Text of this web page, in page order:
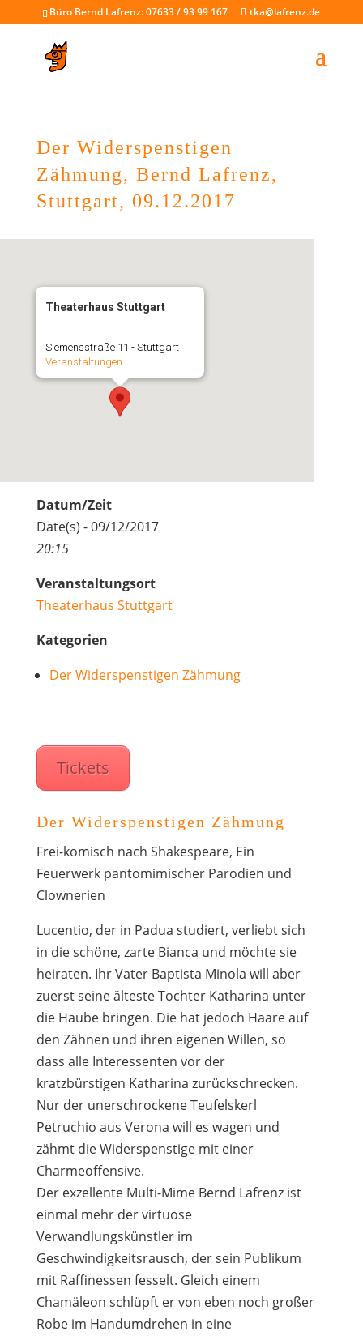
Büro Bernd Lafrenz: 07633 / 93 99 167 tka@lafrenz.de
Der Widerspenstigen
Zähmung, Bernd Lafrenz,
Stuttgart, 09.12.2017
Theaterhaus Stuttgart
Siemensstraße 11 - Stuttgart
Veranstaltungen
Datum/Zeit
Date(s) - 09/12/2017
20:15
Veranstaltungsort
Theaterhaus Stuttgart
Kategorien
Der Widerspenstigen Zähmung
Tickets
Der Widerspenstigen Zähmung
Frei-komisch nach Shakespeare, Ein
Feuerwerk pantomimischer Parodien und
Clownerien
Lucentio, der in Padua studiert, verliebt sich
in die schöne, zarte Bianca und möchte sie
heiraten. Ihr Vater Baptista Minola will aber
zuerst seine älteste Tochter Katharina unter
die Haube bringen. Die hat jedoch Haare auf
den Zähnen und ihren eigenen Willen, so
dass alle Interessenten vor der
kratzbürstigen Katharina zurückschrecken.
Nur der unerschrockene Teufelskerl
Petruchio aus Verona will es wagen und
zähmt die Widerspenstige mit einer
Charmeoffensive.
Der exzellente Multi-Mime Bernd Lafrenz ist
einmal mehr der virtuose
Verwandlungskünstler im
Geschwindigkeitsrausch, der sein Publikum
mit Raffinessen fesselt. Gleich einem
Chamäleon schlüpft er von eben noch großer
Robe im Handumdrehen in eine